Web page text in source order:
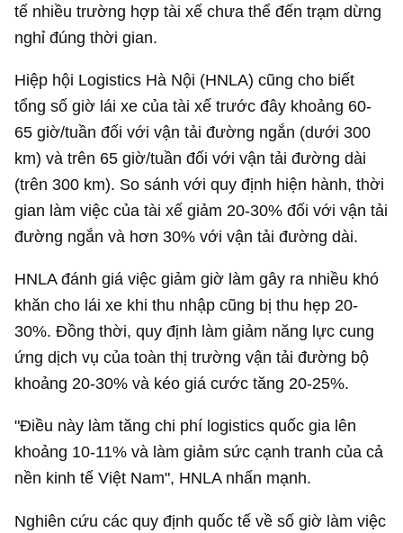
tế nhiều trường hợp tài xế chưa thể đến trạm dừng
nghỉ đúng thời gian.
Hiệp hội Logistics Hà Nội (HNLA) cũng cho biết
tổng số giờ lái xe của tài xế trước đây khoảng 60-
65 giờ/tuần đối với vận tải đường ngắn (dưới 300
km) và trên 65 giờ/tuần đối với vận tải đường dài
(trên 300 km). So sánh với quy định hiện hành, thời
gian làm việc của tài xế giảm 20-30% đối với vận tải
đường ngắn và hơn 30% với vận tải đường dài.
HNLA đánh giá việc giảm giờ làm gây ra nhiều khó
khăn cho lái xe khi thu nhập cũng bị thu hẹp 20-
30%. Đồng thời, quy định làm giảm năng lực cung
ứng dịch vụ của toàn thị trường vận tải đường bộ
khoảng 20-30% và kéo giá cước tăng 20-25%.
"Điều này làm tăng chi phí logistics quốc gia lên
khoảng 10-11% và làm giảm sức cạnh tranh của cả
nền kinh tế Việt Nam", HNLA nhấn mạnh.
Nghiên cứu các quy định quốc tế về số giờ làm việc